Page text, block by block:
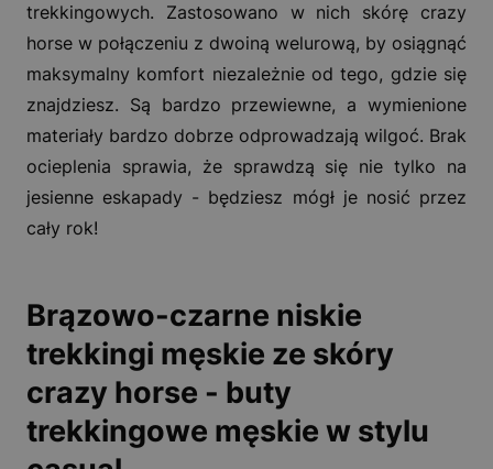
trekkingowych. Zastosowano w nich skórę crazy
horse w połączeniu z dwoiną welurową, by osiągnąć
maksymalny komfort niezależnie od tego, gdzie się
znajdziesz. Są bardzo przewiewne, a wymienione
materiały bardzo dobrze odprowadzają wilgoć. Brak
ocieplenia sprawia, że sprawdzą się nie tylko na
jesienne eskapady - będziesz mógł je nosić przez
cały rok!
Brązowo-czarne niskie
trekkingi męskie ze skóry
crazy horse - buty
trekkingowe męskie w stylu